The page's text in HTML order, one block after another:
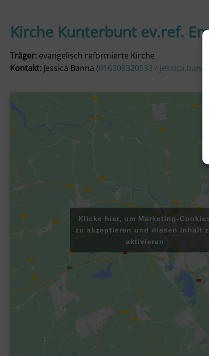
Kirche Kunterbunt ev.ref.
Träger: evangelisch reformierte Kirche
Kontakt: Jessica Banna (016308320533 /
Klicke hier, um Marketing-
zu akzeptieren und diesen Inhalt
aktivieren